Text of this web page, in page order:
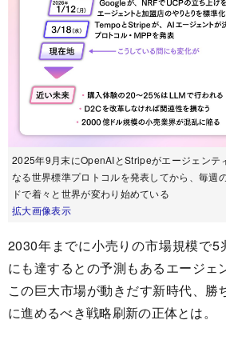
2025年9月末にOpenAIとStripeがエージェンテ
なる世界標準プロトコルを発表してから、毎週
ドで着々と世界が変わり始めている
拡大画像表示
2030年までに小売りの市場規模で5
にも達するとの予測もあるエージェ
この巨大市場が動きだす新時代、勝
に進めるべき戦略刷新の正体とは。